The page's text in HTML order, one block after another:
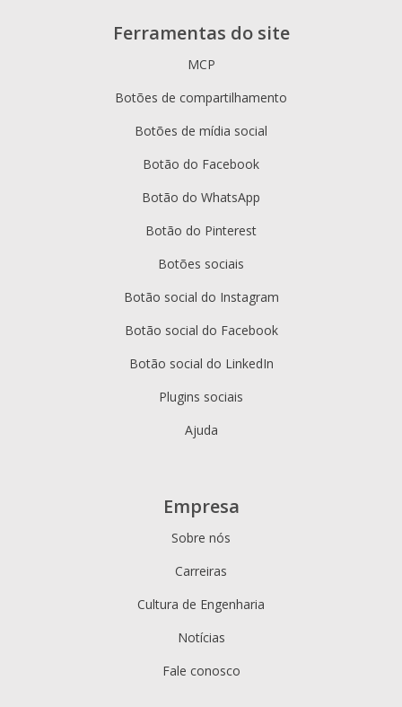
Ferramentas do site
MCP
Botões de compartilhamento
Botões de mídia social
Botão do Facebook
Botão do WhatsApp
Botão do Pinterest
Botões sociais
Botão social do Instagram
Botão social do Facebook
Botão social do LinkedIn
Plugins sociais
Ajuda
Empresa
Sobre nós
Carreiras
Cultura de Engenharia
Notícias
Fale conosco